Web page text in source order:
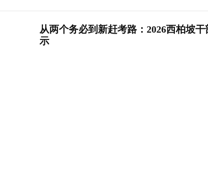
从两个务必到新赶考路：2026西柏坡
示